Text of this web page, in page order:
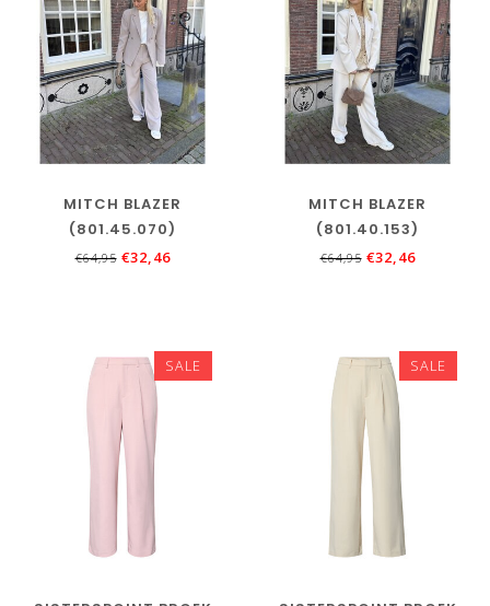
MITCH BLAZER
(801.45.070)
€64,95 €32,46
MITCH BLAZER
(801.40.153)
€64,95 €32,46
SALE SALE